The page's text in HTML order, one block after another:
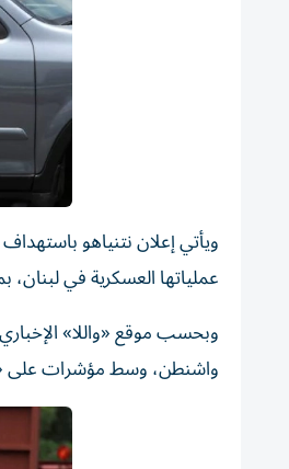
ويأتي إعلان نتنياهو
عملياتها العسكرية في
وبحسب موقع «واللا»
واشنطن، وسط مؤشرات على